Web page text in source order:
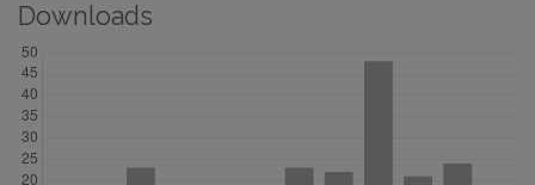
Downloads